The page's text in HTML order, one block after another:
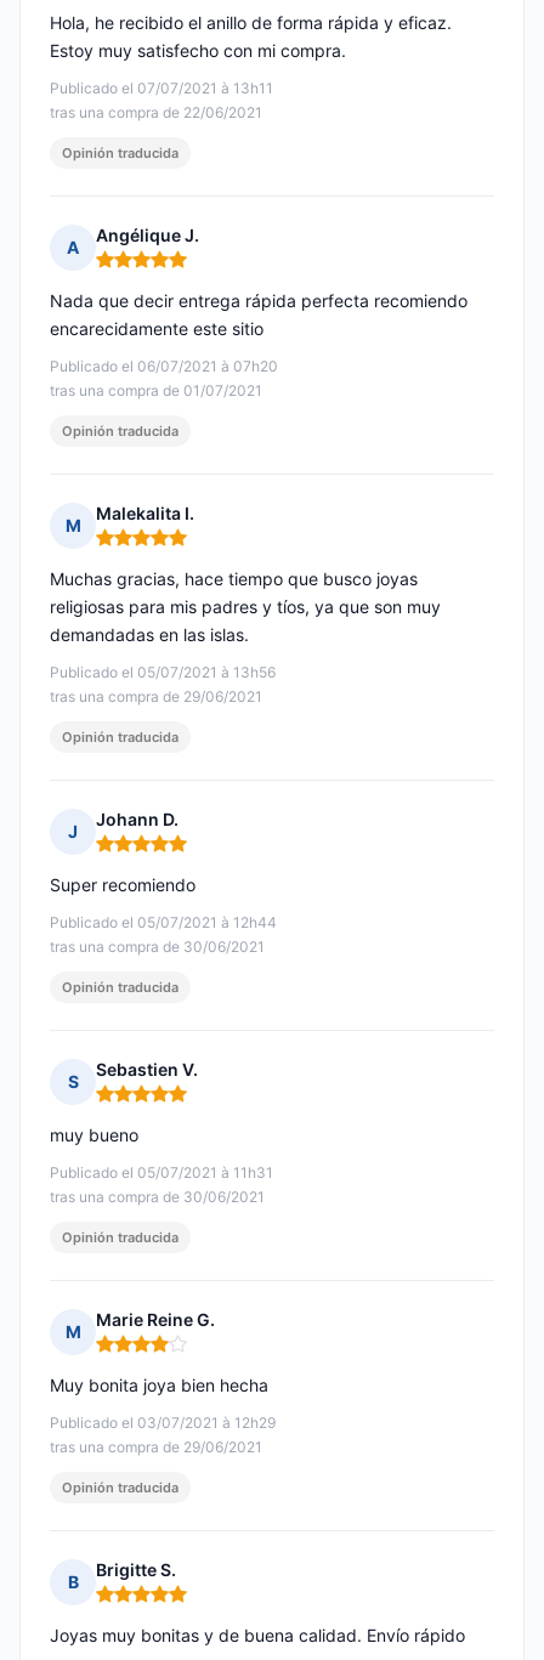
Publicado el 07/07/2021 à 13h11
tras una compra de 22/06/2021
Hola, he recibido el anillo de forma rápida y eficaz.
Estoy muy satisfecho con mi compra.
Opinión traducida
A
Angélique J.
Nota: 5 de 5
Publicado el 06/07/2021 à 07h20
tras una compra de 01/07/2021
Nada que decir entrega rápida perfecta recomiendo
encarecidamente este sitio
Opinión traducida
M
Malekalita I.
Nota: 5 de 5
Publicado el 05/07/2021 à 13h56
tras una compra de 29/06/2021
Muchas gracias, hace tiempo que busco joyas
religiosas para mis padres y tíos, ya que son muy
demandadas en las islas.
Opinión traducida
J
Johann D.
Nota: 5 de 5
Publicado el 05/07/2021 à 12h44
tras una compra de 30/06/2021
Super recomiendo
Opinión traducida
S
Sebastien V.
Nota: 5 de 5
Publicado el 05/07/2021 à 11h31
tras una compra de 30/06/2021
muy bueno
Opinión traducida
M
Marie Reine G.
Nota: 4 de 5
Publicado el 03/07/2021 à 12h29
tras una compra de 29/06/2021
Muy bonita joya bien hecha
Opinión traducida
B
Brigitte S.
Nota: 5 de 5
Joyas muy bonitas y de buena calidad. Envío rápido